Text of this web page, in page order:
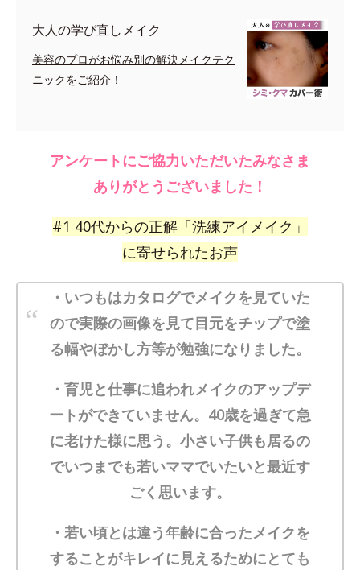
大人の学び直しメイク
美容のプロがお悩み別の解決メイクテク
ニックをご紹介！
アンケートにご協力いただいたみなさま
ありがとうございました！
#1 40代からの正解「洗練アイメイク」
に寄せられたお声
・いつもはカタログでメイクを見ていた
ので実際の画像を見て目元をチップで塗
る幅やぼかし方等が勉強になりました。
・育児と仕事に追われメイクのアップデ
ートができていません。40歳を過ぎて急
に老けた様に思う。小さい子供も居るの
でいつまでも若いママでいたいと最近す
ごく思います。
・若い頃とは違う年齢に合ったメイクを
することがキレイに見えるためにとても